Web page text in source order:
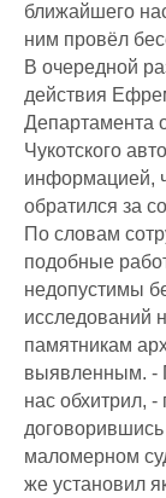
ближайшего
ним провёл
В очередной
действия
Департамента
Чукотского
информацией,
обратился за
По словам
подобные
недопустимы
исследований
памятникам
выявленным. -
нас обхитрил,
маломерном
же установил